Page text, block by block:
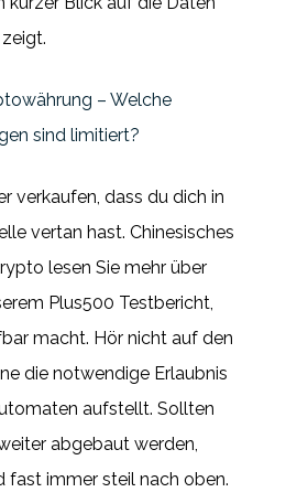
– Welche
sind limitiert?
verkaufen, dass du dich in
vertan hast. Chinesisches
lesen Sie mehr über
Plus500 Testbericht,
macht. Hör nicht auf den
die notwendige Erlaubnis
aufstellt. Sollten
abgebaut werden,
fast immer steil nach oben.